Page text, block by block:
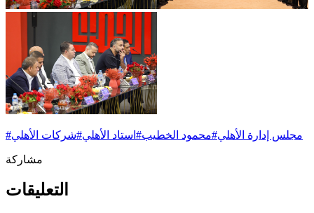
# مجلس إدارة الأهلي#محمود الخطيب# استاد الأهلي#شركات الأهلي
مشاركة
التعليقات